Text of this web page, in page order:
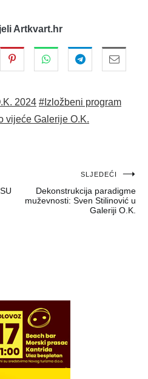
Artkvart.hr
2024 #Izložbeni program
vijeće Galerije O.K.
SLJEDEĆI
Dekonstrukcija paradigme
muževnosti: Sven Stilinović u
Galeriji O.K.